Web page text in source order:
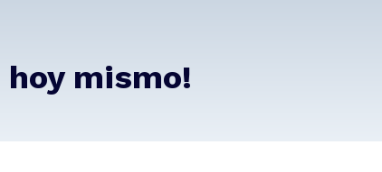
mismo!